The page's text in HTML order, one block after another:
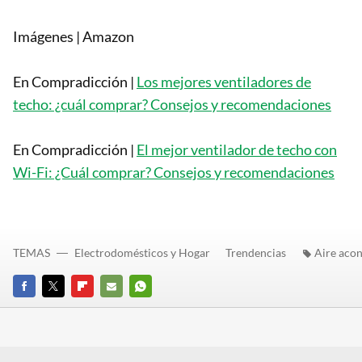
Imágenes | Amazon
En Compradicción | Los mejores ventiladores de
techo: ¿cuál comprar? Consejos y recomendaciones
En Compradicción | El mejor ventilador de techo con
Wi-Fi: ¿Cuál comprar? Consejos y recomendaciones
FACEBOOK
TWITTERFLIPBOARD
E-
WHATSAPP
TEMAS Electrodomésticos y Hogar Trendencias Aire